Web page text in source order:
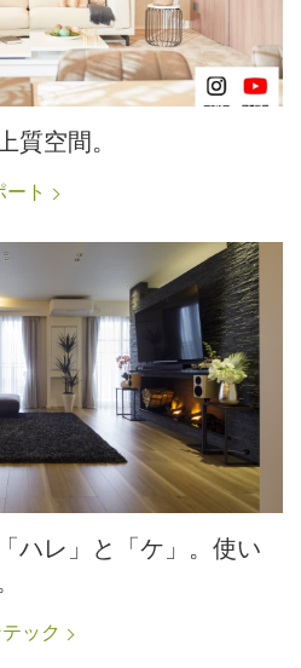
空間。
ト
ハレ」と「ケ」。使い
ック